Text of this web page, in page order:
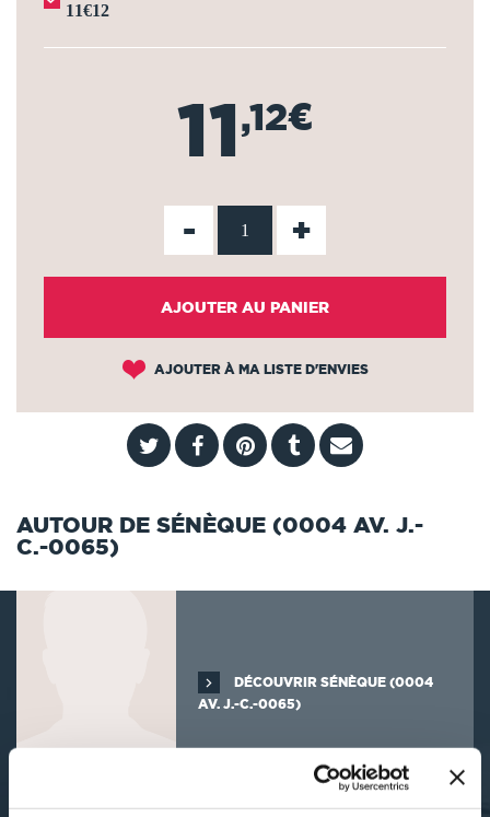
11€12
11,12€
- +
AJOUTER AU PANIER
AJOUTER À MA LISTE D'ENVIES
AUTOUR DE SÉNÈQUE (0004 AV. J.-
C.-0065)
DÉCOUVRIR SÉNÈQUE (0004
AV. J.-C.-0065)